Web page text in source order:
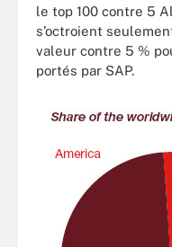
le top 100 contre 5
s’octroient
valeur contre 5 %
portés par SAP.